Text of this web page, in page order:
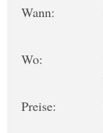
Wann:
Wo:
Preise: